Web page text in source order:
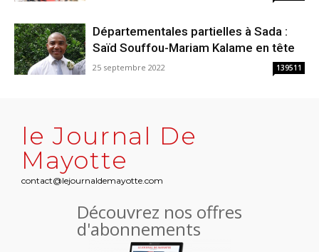
Départementales partielles à Sada :
Saïd Souffou-Mariam Kalame en tête
25 septembre 2022 139511
le Journal De
Mayotte
contact@lejournaldemayotte.com
Découvrez nos offres
d'abonnements